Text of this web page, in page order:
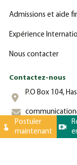
Admissions et aide
Expérience
Nous contacter
Contactez-nous
P.O Box 104,
+212 (0)-535-
Postuler
maintenant